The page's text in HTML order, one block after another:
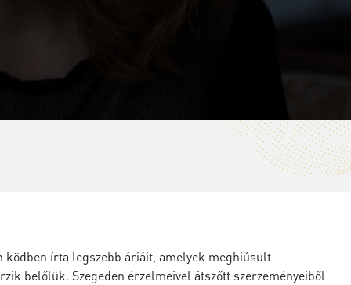
ködben írta legszebb áriáit, amelyek meghiúsult
belőlük. Szegeden érzelmeivel átszőtt szerzeményeiből